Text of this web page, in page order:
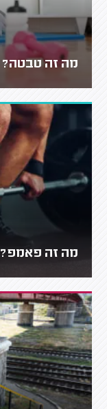
מה זה טבטה?
מה זה פאמפ?